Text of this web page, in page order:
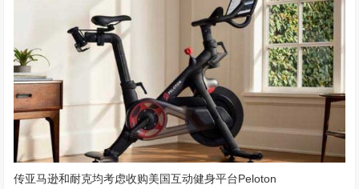
传亚马逊和耐克均考虑收购美国互动健身平台Peloton